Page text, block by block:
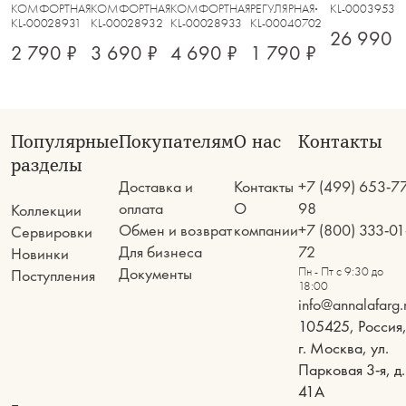
черный, Robust
КОМФОРТНАЯ КУХНЯ
KL-00028931
2 790 ₽
черная, Robust
КОМФОРТНАЯ КУХНЯ
KL-00028932
3 690 ₽
черная, Robust
КОМФОРТНАЯ КУХНЯ
KL-00028933
4 690 ₽
РЕГУЛЯРНАЯ
KL-00040702
1 790 ₽
KL-00039533
26 990
Популярные
разделы
Коллекции
Сервировки
Новинки
Поступления
Покупателям
Доставка и
оплата
Обмен и возврат
Для бизнеса
Документы
О нас
Контакты
О
компании
Контакты
+7 (499) 653-
98
+7 (800) 333-
72
Пн - Пт с 9:30 до
18:00
105425, Россия,
г. Москва, ул.
Парковая 3-я, д.
41А